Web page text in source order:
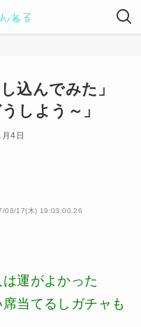
込んでみた」
しよう～」
4日
08/17(木) 19:03:00.26
運がよかった
当てるしガチャも